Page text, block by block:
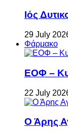
Ιός
29 July
Φάρμακο
ΕΟΦ –
22 July
Ο Άρης